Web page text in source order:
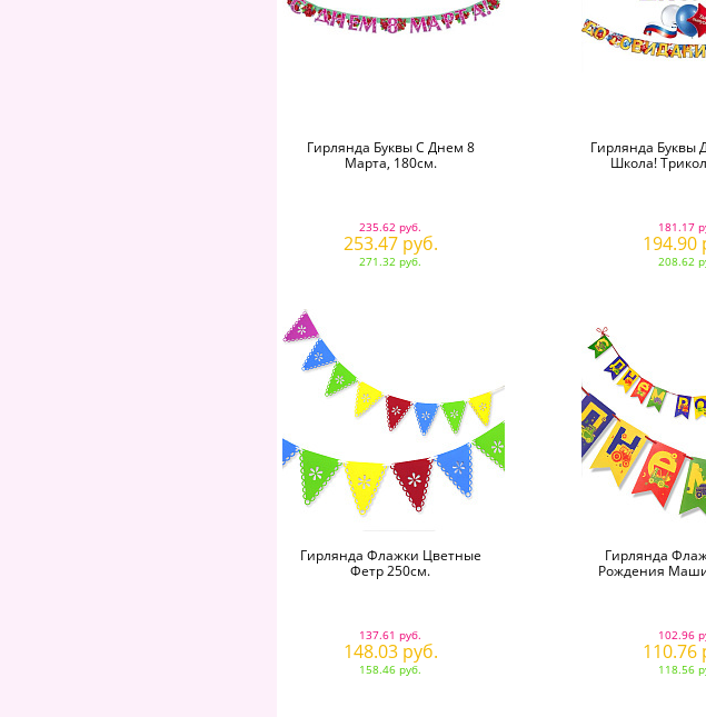
Гирлянда Буквы С Днем 8
Марта, 180см.
235.62 руб.
253.47 руб.
271.32 руб.
Гирлянда Буквы
Школа!
181.17
194.90
208.62
Гирлянда Флажки Цветные
Фетр 250см.
137.61 руб.
148.03 руб.
158.46 руб.
Гирлянда
Рождения
102.96
110.76
118.56